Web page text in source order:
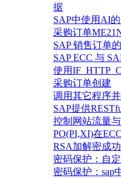
据
SAP中使用AI
采购订单
SAP 销售订单
SAP ECC 与
使用
采购订单创建
调用其它程序
SAP提供
控制网站流量
PO(PI,XI)在
RSA加解密成
密码保护：自
密码保护：sap